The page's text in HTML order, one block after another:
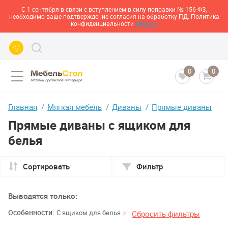
С 1 сентября в связи с вступлением в силу поправки № 156-ФЗ,
необходимо ваше подтверждение согласия на обработку ПД. Политика
конфиденциальности здесь>>
0 0
Главная Мягкая мебель Диваны Прямые диваны
Прямые диваны с ящиком для
белья
Сортировать Фильтр
Выводятся только:
Особенности: С ящиком для белья Сбросить фильтры